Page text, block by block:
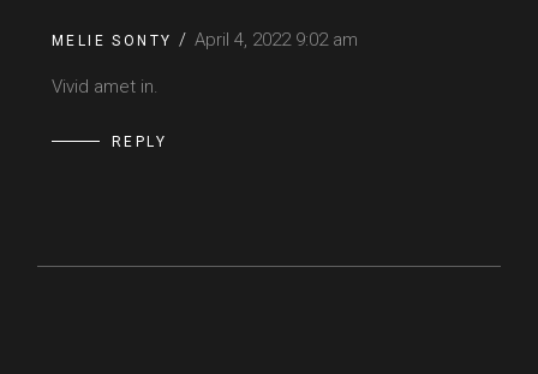
MELIE SONTY April 4, 2022 9:02 am
Vivid amet in.
REPLY